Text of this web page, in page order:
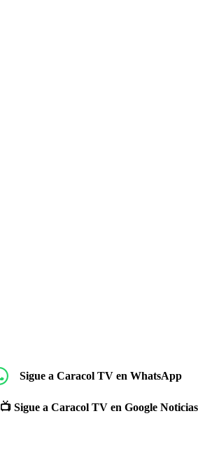
Sigue a Caracol TV en WhatsApp
📺 Sigue a Caracol TV en Google